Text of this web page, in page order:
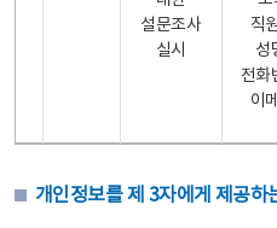
설문조사
실시
직
성
전화
이
개인정보를 제 3자에게 제공하